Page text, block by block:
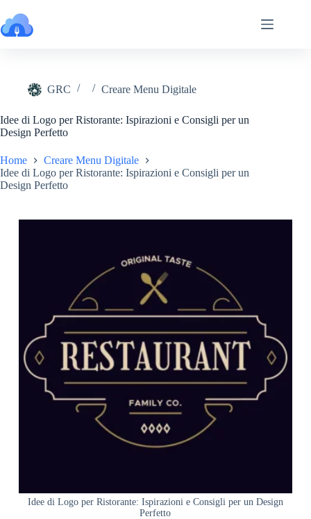
al
contenuto
GRC Creare Menu Digitale
Idee di Logo per Ristorante: Ispirazioni e Consigli per un
Design Perfetto
Home
Creare Menu Digitale
Idee di Logo per Ristorante: Ispirazioni e Consigli per un
Design Perfetto
Idee di Logo per Ristorante: Ispirazioni e Consigli per un Design
Perfetto